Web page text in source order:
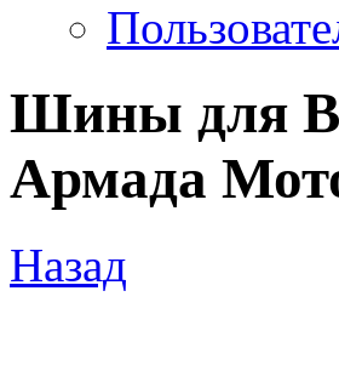
Шины для
Армада
Назад